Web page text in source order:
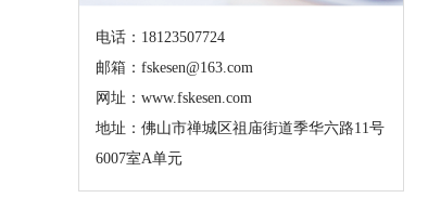
电话：18123507724
邮箱：fskesen@163.com
网址：www.fskesen.com
地址：佛山市禅城区祖庙街道季华六路11号
6007室A单元